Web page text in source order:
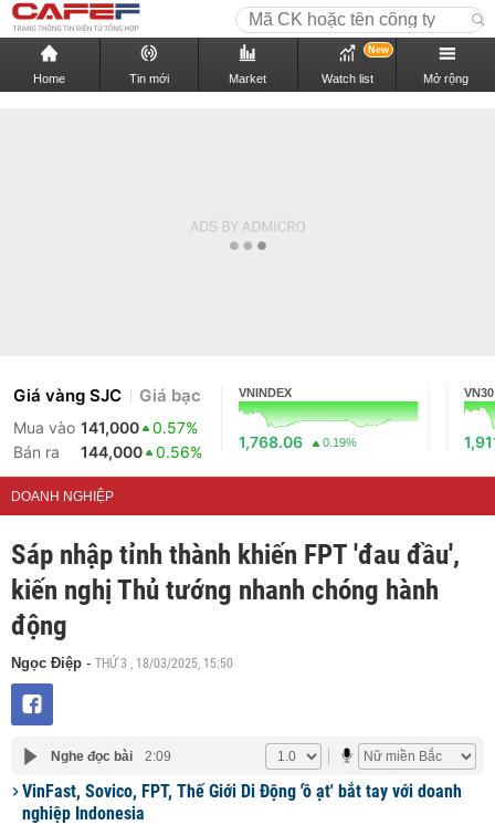
Home Tin mới Market Watch list
New
Mở rộng
Giá vàng SJC Giá bạc
Mua vào 141,000
0.57%
Bán ra
144,000 0.56%
VNINDEX
1,768.06 0.19%
VN30
DOANH NGHIỆP
Sáp nhập tỉnh thành khiến FPT 'đau đầu',
kiến nghị Thủ tướng nhanh chóng hành
động
Ngọc Điệp - THỨ 3 , 18/03/2025, 15:50
Nghe đọc bài 2:09
VinFast, Sovico, FPT, Thế Giới Di Động 'ồ ạt' bắt tay với doanh
nghiệp Indonesia